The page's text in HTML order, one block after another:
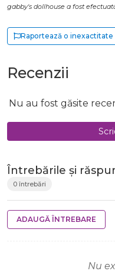
gabby's dollhouse a fost
Raportează o inexactitate
Recenzii
Nu au fost găsite
Întrebările și
0 întrebări
ADAUGĂ ÎNTREBARE
Nu